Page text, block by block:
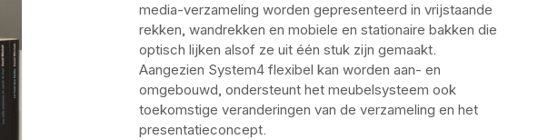
media-verzameling worden gepresenteerd in vrijstaande
rekken, wandrekken en mobiele en stationaire bakken die
optisch lijken alsof ze uit één stuk zijn gemaakt.
Aangezien System4 flexibel kan worden aan- en
omgebouwd, ondersteunt het meubelsysteem ook
toekomstige veranderingen van de verzameling en het
presentatieconcept.